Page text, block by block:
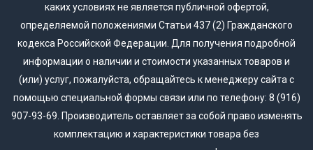
каких условиях не является публичной офертой,
определяемой положениями Статьи 437 (2) Гражданского
кодекса Российской Федерации. Для получения подробной
информации о наличии и стоимости указанных товаров и
(или) услуг, пожалуйста, обращайтесь к менеджеру сайта с
помощью специальной формы связи или по телефону: 8 (916)
907-93-69. Производитель оставляет за собой право изменять
комплектацию и характеристики товара без